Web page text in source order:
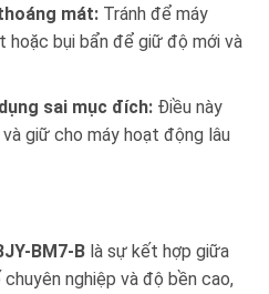
mát:Tránh để máy
bụi bẩn để giữ độ mới và
sai mục đích:Điều này
giữ cho máy hoạt động lâu
BM7-B là sự kết hợp giữa
nghiệp và độ bền cao,